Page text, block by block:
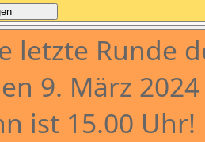
letzte Runde
9. März
ist 15.00 Uhr!